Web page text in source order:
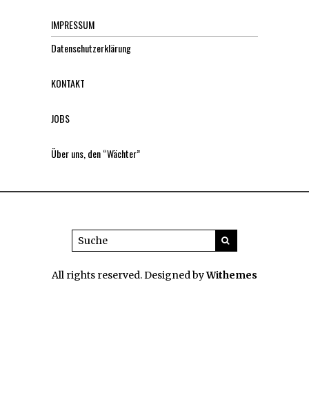
IMPRESSUM
Datenschutzerklärung
KONTAKT
JOBS
Über uns, den “Wächter”
All rights reserved. Designed byWithemes